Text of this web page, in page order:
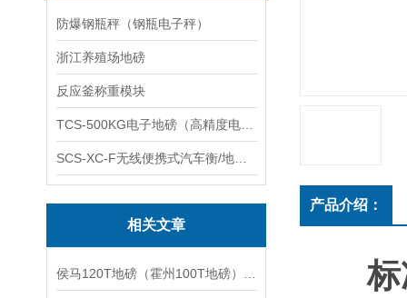
防爆钢瓶秤（钢瓶电子秤）
浙江养殖场地磅
反应釜称重模块
相关文章
产品介绍：